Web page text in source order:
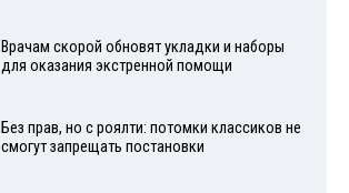
Врачам скорой обновят укладки и наборы
для оказания экстренной помощи
Без прав, но с роялти: потомки классиков не
смогут запрещать постановки